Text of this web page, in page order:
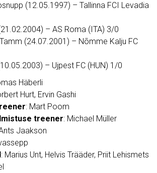
(12.05.1997) – Tallinna FCI Levadia
– AS Roma (ITA) 3/0
(24.07.2001) – Nõmme Kalju FC
– Ujpest FC (HUN) 1/0
Häberli
Hurt, Ervin Gashi
: Mart Poom
treener: Michael Müller
Jaakson
: Marius Unt, Helvis Trääder, Priit Lehismets